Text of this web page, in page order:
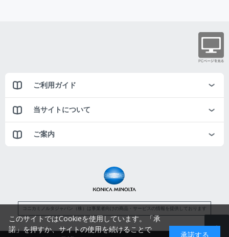
ご利用ガイド
当サイトについて
ご案内
コニカミノルタジャパン（株）は事業者向けの商品・サービスの情報を提供しております
このサイトではCookieを使用しています。「承
諾」を押すか、サイトの使用を続けることで
承諾する